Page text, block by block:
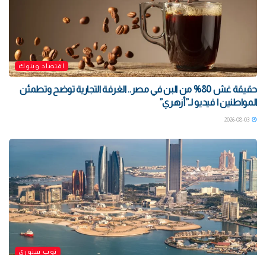
اقتصاد وبنوك
حقيقة غش 80% من البن في مصر.. الغرفة التجارية توضح وتطمئن
المواطنين | فيديو لـ”أزهري”
توب ستوري